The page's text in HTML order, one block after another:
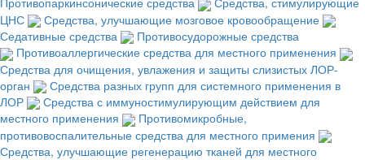
ЦНС
Средства, улучшающие мозговое кровообращение
Седативные средства
Противосудорожные средства
Противоаллергические средства для местного применения
Средства для очищения, увлажения и защиты слизистых ЛОР-
орган
Средства разных групп для системного применения в
ЛОР
Средства с иммуностимулирующим действием для
местного применения
Противомикробные,
противовоспалительные средства для местного примения
Средства, улучшающие регенерацию тканей для местного